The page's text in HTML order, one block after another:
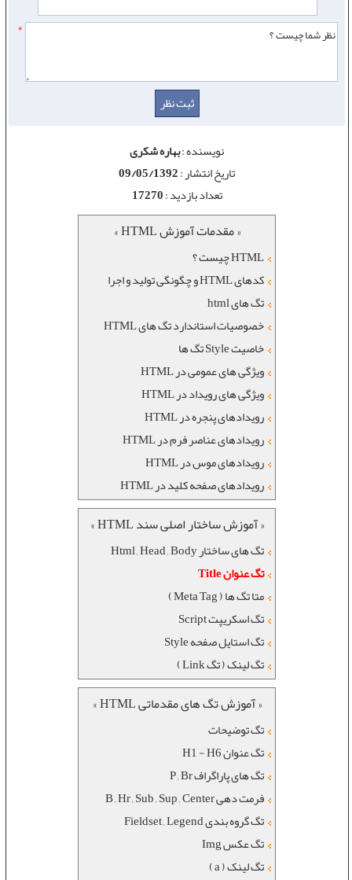
*
نویسنده :بهاره شکری
تاریخ انتشار :09/05/1392
تعداد بازدید :17270
« مقدمات آموزش HTML »
HTML چیست ؟
کدهای HTML و چگونگی تولید و اجرا
تگ های html
خصوصيات استاندارد تگ های HTML
خاصیت Style تگ ها
ویژگی های عمومی در HTML
ویژگی های رویداد در HTML
رويدادهای پنجره در HTML
رويدادهای عناصر فرم در HTML
رويدادهای موس در HTML
رويدادهای صفحه کليد در HTML
« آموزش ساختار اصلی سند HTML »
تگ های ساختار Html , Head , Body
تگ عنوان Title
متا تگ ها ( Meta Tag )
تگ اسکریپت Script
تگ استایل صفحه Style
تگ لینک ( تگ Link )
« آموزش تگ های مقدماتی HTML »
تگ توضیحات
تگ عنوان H1 - H6
تگ های پاراگراف P , Br
فرمت دهی B , Hr , Sub , Sup , Center
تگ گروه بندی Fieldset , Legend
تگ عکس Img
تگ لینک ( a )